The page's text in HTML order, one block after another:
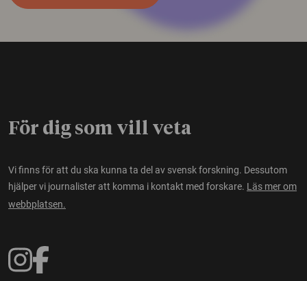
För dig som vill veta
Vi finns för att du ska kunna ta del av svensk forskning. Dessutom
hjälper vi journalister att komma i kontakt med forskare. Läs mer om
webbplatsen.